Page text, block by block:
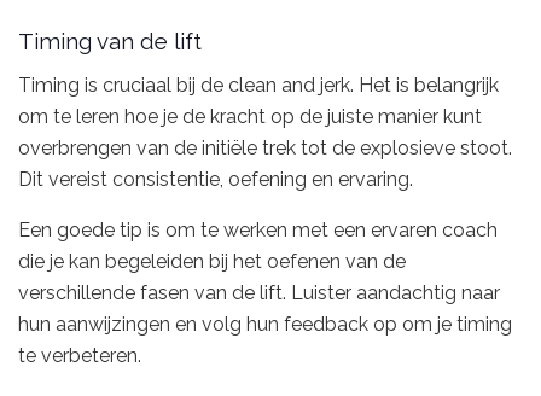
Timing van de lift
Timing is cruciaal bij de clean and jerk. Het is belangrijk
om te leren hoe je de kracht op de juiste manier kunt
overbrengen van de initiële trek tot de explosieve stoot.
Dit vereist consistentie, oefening en ervaring.
Een goede tip is om te werken met een ervaren coach
die je kan begeleiden bij het oefenen van de
verschillende fasen van de lift. Luister aandachtig naar
hun aanwijzingen en volg hun feedback op om je timing
te verbeteren.